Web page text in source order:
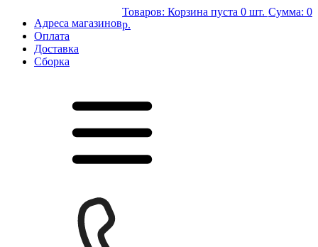
Адреса магазинов
Оплата
Доставка
Сборка
Товаров: Корзина пуста 0 шт. Сумма: 0
р.